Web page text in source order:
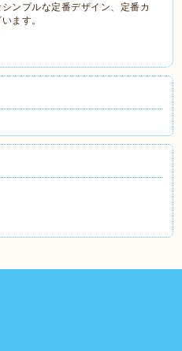
ンプルな定番デザイン、定番カ
ます。